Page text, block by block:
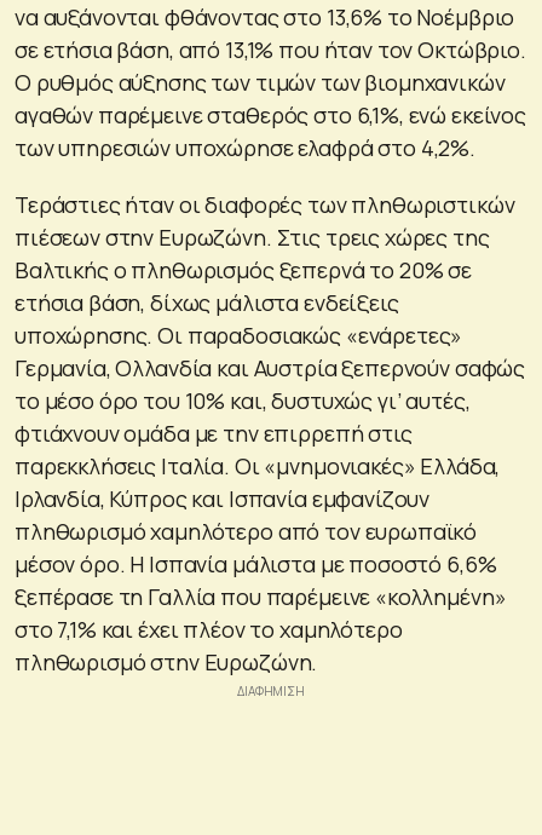
να αυξάνονται φθάνοντας στο 13,6% το Νοέμβριο
σε ετήσια βάση, από 13,1% που ήταν τον Οκτώβριο.
Ο ρυθμός αύξησης των τιμών των βιομηχανικών
αγαθών παρέμεινε σταθερός στο 6,1%, ενώ εκείνος
των υπηρεσιών υποχώρησε ελαφρά στο 4,2%.
Τεράστιες ήταν οι διαφορές των πληθωριστικών
πιέσεων στην Ευρωζώνη. Στις τρεις χώρες της
Βαλτικής ο πληθωρισμός ξεπερνά το 20% σε
ετήσια βάση, δίχως μάλιστα ενδείξεις
υποχώρησης. Οι παραδοσιακώς «ενάρετες»
Γερμανία, Ολλανδία και Αυστρία ξεπερνούν σαφώς
το μέσο όρο του 10% και, δυστυχώς γι’ αυτές,
φτιάχνουν ομάδα με την επιρρεπή στις
παρεκκλήσεις Ιταλία. Οι «μνημονιακές» Ελλάδα,
Ιρλανδία, Κύπρος και Ισπανία εμφανίζουν
πληθωρισμό χαμηλότερο από τον ευρωπαϊκό
μέσον όρο. Η Ισπανία μάλιστα με ποσοστό 6,6%
ξεπέρασε τη Γαλλία που παρέμεινε «κολλημένη»
στο 7,1% και έχει πλέον το χαμηλότερο
πληθωρισμό στην Ευρωζώνη.